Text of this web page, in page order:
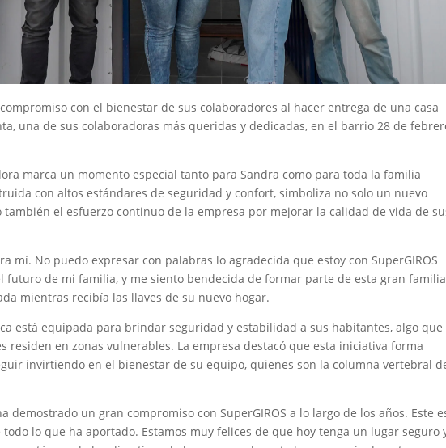
con el bienestar de sus colaboradores al hacer entrega de una casa
una de sus colaboradoras más queridas y dedicadas, en el barrio 28 de
marca un momento especial tanto para Sandra como para toda la familia
con altos estándares de seguridad y confort, simboliza no solo un nuevo
el esfuerzo continuo de la empresa por mejorar la calidad de vida de
mí. No puedo expresar con palabras lo agradecida que estoy con SuperGIROS
futuro de mi familia, y me siento bendecida de formar parte de esta gran
mientras recibía las llaves de su nuevo hogar.
está equipada para brindar seguridad y estabilidad a sus habitantes, algo que
residen en zonas vulnerables. La empresa destacó que esta iniciativa forma
invirtiendo en el bienestar de su equipo, quienes son la columna vertebral
demostrado un gran compromiso con SuperGIROS a lo largo de los años. Este
lo que ha aportado. Estamos muy felices de que hoy tenga un lugar seguro